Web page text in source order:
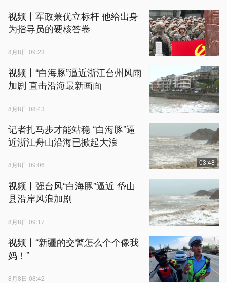
视频丨军政兼优立标杆 他给出身
为指导员的硬核答卷
8月8日 09:23
视频丨“白海豚”逼近浙江台州风雨
加剧 直击沿海最新画面
8月8日 08:43
记者扎马步才能站稳 “白海豚”逼
近浙江舟山沿海已掀起大浪
8月8日 09:06 03:48
视频丨强台风“白海豚”逼近 岱山
县沿岸风浪加剧
8月8日 09:17
视频丨“新疆的交警怎么个个像我
妈！”
8月8日 08:42